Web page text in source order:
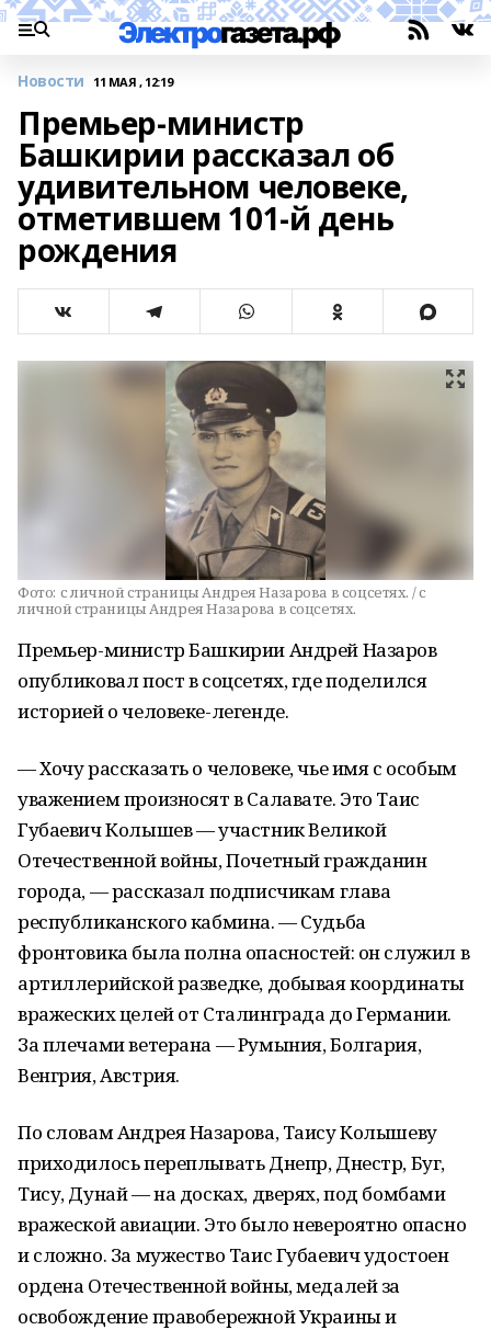
Новости 11 МАЯ , 12:19
Премьер-министр
Башкирии рассказал об
удивительном человеке,
отметившем 101-й день
рождения
Фото: с личной страницы Андрея Назарова в соцсетях. / с
личной страницы Андрея Назарова в соцсетях.
Премьер-министр Башкирии Андрей Назаров
опубликовал пост в соцсетях, где поделился
историей о человеке-легенде.
— Хочу рассказать о человеке, чье имя с особым
уважением произносят в Салавате. Это Таис
Губаевич Колышев — участник Великой
Отечественной войны, Почетный гражданин
города, — рассказал подписчикам глава
республиканского кабмина. — Судьба
фронтовика была полна опасностей: он служил в
артиллерийской разведке, добывая координаты
вражеских целей от Сталинграда до Германии.
За плечами ветерана — Румыния, Болгария,
Венгрия, Австрия.
По словам Андрея Назарова, Таису Колышеву
приходилось переплывать Днепр, Днестр, Буг,
Тису, Дунай — на досках, дверях, под бомбами
вражеской авиации. Это было невероятно опасно
и сложно. За мужество Таис Губаевич удостоен
ордена Отечественной войны, медалей за
освобождение правобережной Украины и